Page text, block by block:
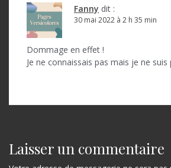
’
r
Fanny dit :
30 mai 2022 à 2 h 35 min
Dommage en effet !
Je ne connaissais pas mais je ne
Laisser un commentaire